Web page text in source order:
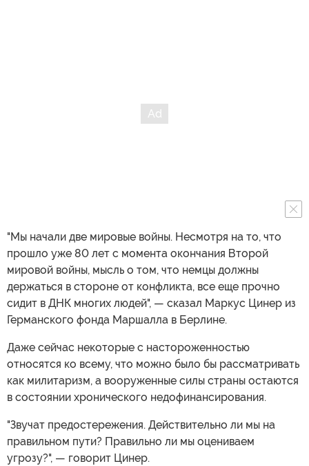
"Мы начали две мировые войны. Несмотря на то, что
прошло уже 80 лет с момента окончания Второй
мировой войны, мысль о том, что немцы должны
держаться в стороне от конфликта, все еще прочно
сидит в ДНК многих людей", — сказал Маркус Цинер из
Германского фонда Маршалла в Берлине.
Даже сейчас некоторые с настороженностью
относятся ко всему, что можно было бы рассматривать
как милитаризм, а вооруженные силы страны остаются
в состоянии хронического недофинансирования.
"Звучат предостережения. Действительно ли мы на
правильном пути? Правильно ли мы оцениваем
угрозу?", — говорит Цинер.